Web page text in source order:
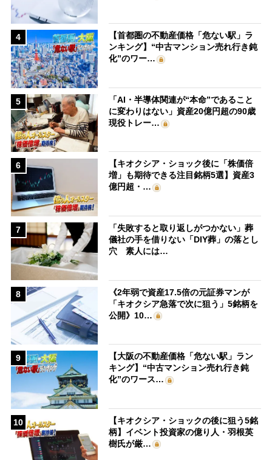
4
【首都圏の不動産価格「危ない駅」ラ
ンキング】“中古マンション売れ行き鈍
化”のワー…
5
「AI・半導体関連が“本命”であること
に変わりはない」資産20億円超の90歳
現役トレー…
6
【キオクシア・ショック後に「株価倍
増」も期待できる注目銘柄5選】資産3
億円超・…
7
「失敗すると取り返しがつかない」葬
儀社の手を借りない「DIY葬」の落とし
穴 素人には…
8
《2年弱で資産17.5倍の元証券マンが
「キオクシア急落で次に狙う」5銘柄を
公開》10…
9
【大阪の不動産価格「危ない駅」ラン
キング】“中古マンション売れ行き鈍
化”のワース…
10
【キオクシア・ショックの後に狙う5銘
柄】イベント投資家の億り人・羽根英
樹氏が厳…